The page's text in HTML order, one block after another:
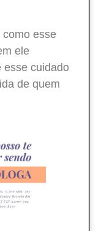
como esse
ele
esse cuidado
de quem